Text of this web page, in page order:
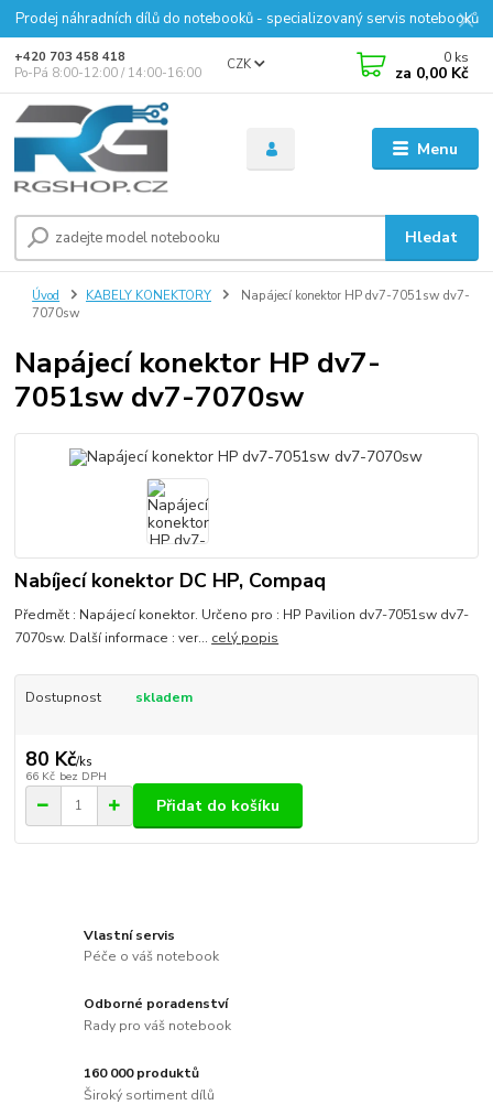
Prodej náhradních dílů do notebooků - specializovaný servis notebooků
Menu
CZK
Hledat
+420 703 458 418
Po-Pá 8:00-12:00 / 14:00-16:00
0 ks
za 0,00 Kč
Úvod KABELY KONEKTORY
Napájecí konektor HP dv7-7051sw dv7-
7070sw
Napájecí konektor HP dv7-
7051sw dv7-7070sw
Nabíjecí konektor DC HP, Compaq
Předmět : Napájecí konektor. Určeno pro : HP Pavilion dv7-7051sw dv7-
7070sw. Další informace : ver... celý popis
Dostupnost skladem
80 Kč/ks
66 Kč bez DPH
Přidat do košíku
Vlastní servis
Péče o váš notebook
Odborné poradenství
Rady pro váš notebook
160 000 produktů
Široký sortiment dílů